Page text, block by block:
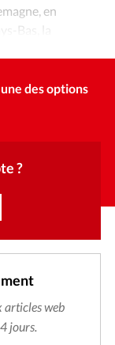
en
Bas, la
des options
?
articles web
jours.